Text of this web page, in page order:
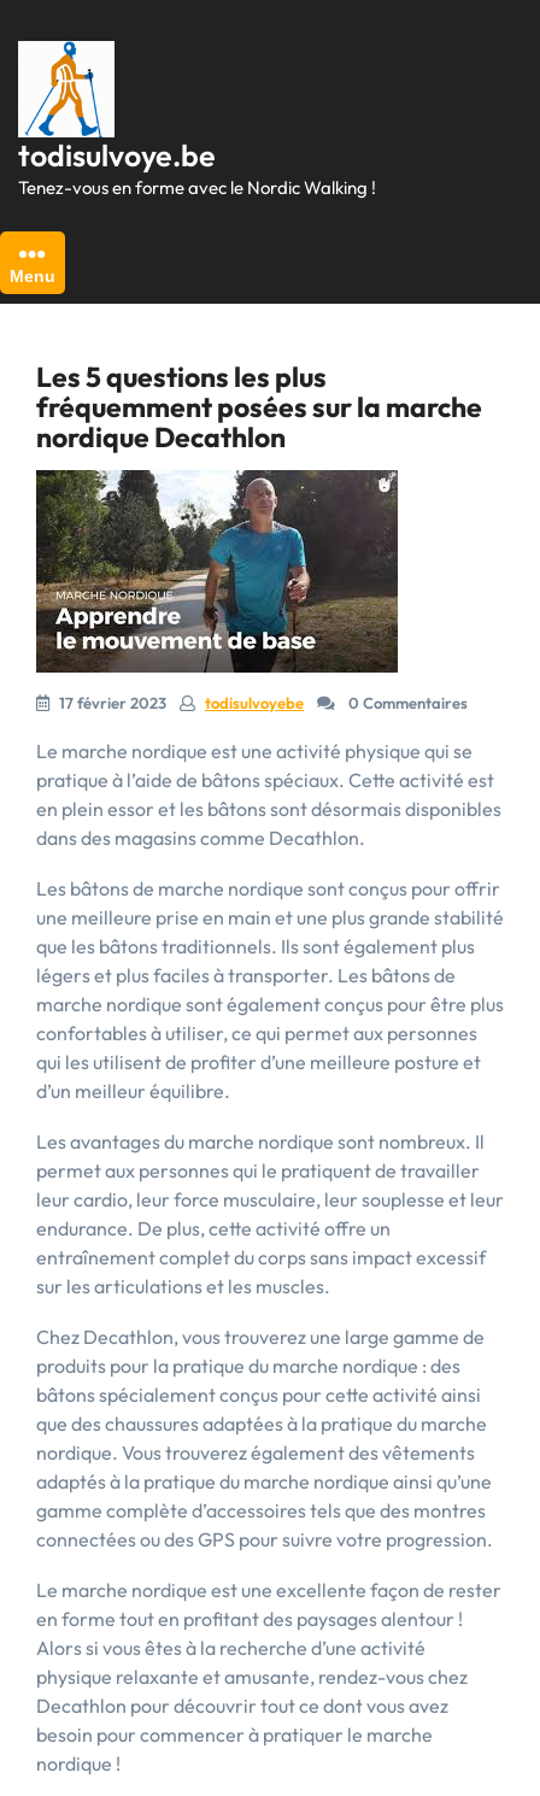
au
contenu
todisulvoye.be
Tenez-vous en forme avec le Nordic Walking !
Menu
Les 5 questions les plus
fréquemment posées sur la marche
nordique Decathlon
17 février 2023 todisulvoyebe 0 Commentaires
Le marche nordique est une activité physique qui se
pratique à l’aide de bâtons spéciaux. Cette activité est
en plein essor et les bâtons sont désormais disponibles
dans des magasins comme Decathlon.
Les bâtons de marche nordique sont conçus pour offrir
une meilleure prise en main et une plus grande stabilité
que les bâtons traditionnels. Ils sont également plus
légers et plus faciles à transporter. Les bâtons de
marche nordique sont également conçus pour être plus
confortables à utiliser, ce qui permet aux personnes
qui les utilisent de profiter d’une meilleure posture et
d’un meilleur équilibre.
Les avantages du marche nordique sont nombreux. Il
permet aux personnes qui le pratiquent de travailler
leur cardio, leur force musculaire, leur souplesse et leur
endurance. De plus, cette activité offre un
entraînement complet du corps sans impact excessif
sur les articulations et les muscles.
Chez Decathlon, vous trouverez une large gamme de
produits pour la pratique du marche nordique : des
bâtons spécialement conçus pour cette activité ainsi
que des chaussures adaptées à la pratique du marche
nordique. Vous trouverez également des vêtements
adaptés à la pratique du marche nordique ainsi qu’une
gamme complète d’accessoires tels que des montres
connectées ou des GPS pour suivre votre progression.
Le marche nordique est une excellente façon de rester
en forme tout en profitant des paysages alentour !
Alors si vous êtes à la recherche d’une activité
physique relaxante et amusante, rendez-vous chez
Decathlon pour découvrir tout ce dont vous avez
besoin pour commencer à pratiquer le marche
nordique !